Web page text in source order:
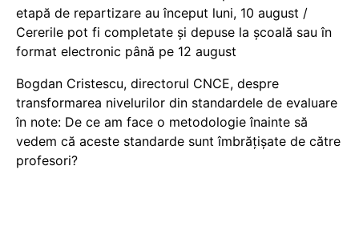
etapă de repartizare au început luni, 10 august /
Cererile pot fi completate și depuse la școală sau în
format electronic până pe 12 august
Bogdan Cristescu, directorul CNCE, despre
transformarea nivelurilor din standardele de evaluare
în note: De ce am face o metodologie înainte să
vedem că aceste standarde sunt îmbrățișate de către
profesori?